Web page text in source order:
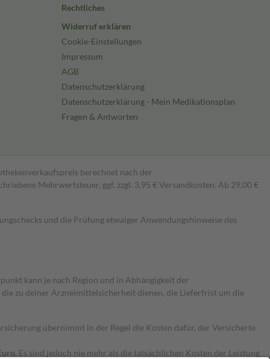
Rechtliches
Widerruf erklären
Cookie-Einstellungen
Impressum
AGB
Datenschutzerklärung
Datenschutzerklärung - Mein Medikationsplan
Fragen & Antworten
berechnet nach der
Mehrwertsteuer, ggf. zzgl. 3,95 € Versandkosten. Ab 29,00 €
und die Prüfung etwaiger Anwendungshinweise des
kann je nach Region und in Abhängigkeit der
zu deiner Arzneimittelsicherheit dienen, die Lieferfrist um die
übernimmt in der Regel die Kosten dafür, der Versicherte
Es sind jedoch nie mehr als die tatsächlichen Kosten der Leistung